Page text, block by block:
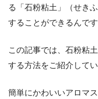
る「石粉粘土」（せき
することができるんです
この記事では、石粉粘
する方法をご紹介してい
簡単にかわいいアロマ